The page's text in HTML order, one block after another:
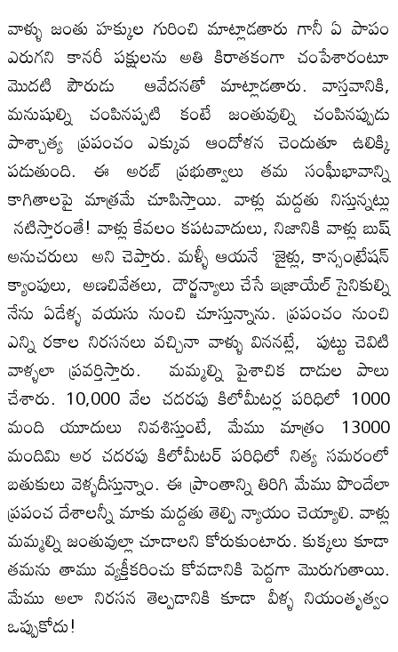
వాళ్ళు జంతు హక్కుల గురించి మాట్లాడతారు గానీ ఏ పాపం
ఎరుగని కానరీ పక్షులను అతి కిరాతకంగా చంపేశారంటూ
మొదటి పౌరుడు ఆవేదనతో మాట్లాడతారు. వాస్తవానికి,
మనుషుల్ని చంపినప్పటి కంటే జంతువుల్ని చంపినప్పుడు
పాశ్చాత్య ప్రపంచం ఎక్కువ ఆందోళన చెందుతూ ఉలిక్కి
పడుతుంది. ఈ అరబ్ ప్రభుత్వాలు తమ సంఘీభావాన్ని
కాగితాలపై మాత్రమే చూపిస్తాయి. వాళ్లు మద్దతు నిస్తున్నట్లు
నటిస్తారంతే! వాళ్లు కేవలం కపటవాదులు, నిజానికి వాళ్లు బుష్
అనుచరులు అని చెప్తారు. మళ్ళీ ఆయనే ‘జైళ్లు, కాన్సంట్రేషన్
క్యాంపులు, అణచివేతలు, దౌర్జన్యాలు చేసే ఇజ్రాయేల్ సైనికుల్ని
నేను ఏడేళ్ళ వయసు నుంచి చూస్తున్నాను. ప్రపంచం నుంచి
ఎన్ని రకాల నిరసనలు వచ్చినా వాళ్ళు విననట్లే, పుట్టు చెవిటి
వాళ్ళలా ప్రవర్తిస్తారు. మమ్మల్ని పైశాచిక దాడుల పాలు
చేశారు. 10,000 వేల చదరపు కిలోమీటర్ల పరిధిలో 1000
మంది యూదులు నివశిస్తుంటే, మేము మాత్రం 13000
మందిమి అర చదరపు కిలోమీటర్‌ పరిధిలో నిత్య సమరంలో
బతుకులు వెళ్ళదీస్తున్నాం. ఈ ప్రాంతాన్ని తిరిగి మేము పొందేలా
ప్రపంచ దేశాలన్నీ మాకు మద్దతు తెల్పి న్యాయం చెయ్యాలి. వాళ్లు
మమ్మల్ని జంతువుల్లా చూడాలని కోరుకుంటారు. కుక్కలు కూడా
తమను తాము వ్యక్తీకరించు కోవడానికి పెద్దగా మొరుగుతాయి.
మేము అలా నిరసన తెల్పడానికి కూడా వీళ్ళ నియంతృత్వం
ఒప్పుకోదు!